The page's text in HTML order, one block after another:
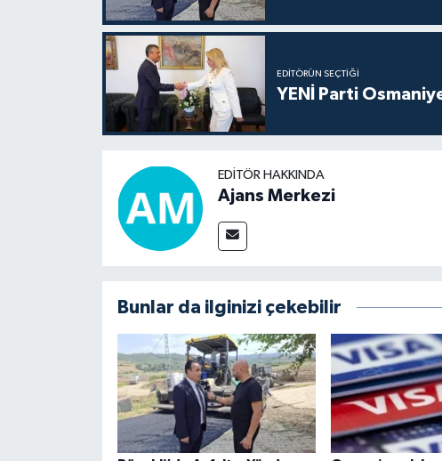
EDITÖRÜN SEÇTIĞI
YENİ Parti
EDITÖR HAKKINDA
Ajans Merkezi
Bunlar da ilginizi çekebilir